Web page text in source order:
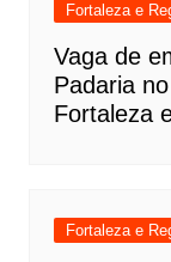
Fortaleza e
Vaga de
Padaria
Fortaleza
Fortaleza e